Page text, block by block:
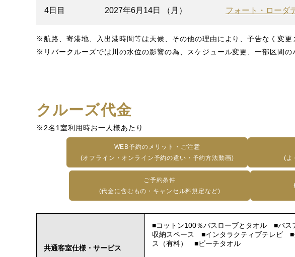
4日目 2027年6月14日 （月） フォート・ローダ
※航路、寄港地、入出港時間等は天候、その他の理由により、予告なく変更
※リバークルーズでは川の水位の影響の為、スケジュール変更、一部区間
クルーズ代金
※2名1室利用時お一人様あたり
WEB予約のメリット・ご注意
(オフライン・オンライン予約の違い・予約方法動画)
(よ
ご予約条件
(代金に含むもの・キャンセル料規定など)
共通客室仕様・サービス
■コットン100％バスローブとタオル ■バ
収納スペース ■インタラクティブテレビ
ス（有料） ■ビーチタオル